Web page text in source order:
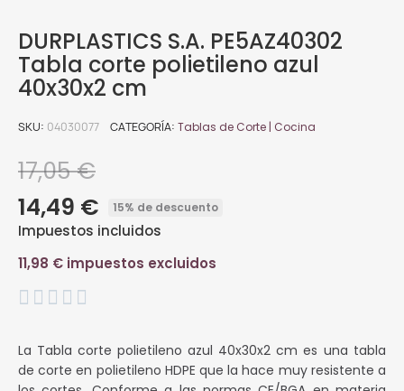
DURPLASTICS S.A. PE5AZ40302
Tabla corte polietileno azul
40x30x2 cm
SKU 04030077 CATEGORÍA Tablas de Corte | Cocina
17,05 €
14,49 €
15% de descuento
Impuestos incluidos
11,98 € impuestos excluidos
    
La Tabla corte polietileno azul 40x30x2 cm es una tabla
de corte en polietileno HDPE que la hace muy resistente a